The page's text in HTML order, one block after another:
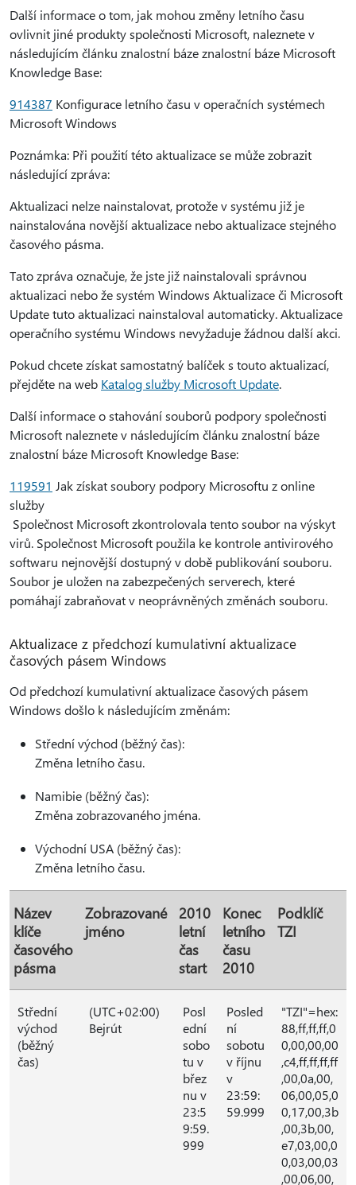
Další informace o tom, jak mohou změny letního času
ovlivnit jiné produkty společnosti Microsoft, naleznete v
následujícím článku znalostní báze znalostní báze Microsoft
Knowledge Base:
914387 Konfigurace letního času v operačních systémech
Microsoft Windows
Poznámka: Při použití této aktualizace se může zobrazit
následující zpráva:
Aktualizaci nelze nainstalovat, protože v systému již je
nainstalována novější aktualizace nebo aktualizace stejného
časového pásma.
Tato zpráva označuje, že jste již nainstalovali správnou
aktualizaci nebo že systém Windows Aktualizace či Microsoft
Update tuto aktualizaci nainstaloval automaticky. Aktualizace
operačního systému Windows nevyžaduje žádnou další akci.
Pokud chcete získat samostatný balíček s touto aktualizací,
přejděte na web Katalog služby Microsoft Update.
Další informace o stahování souborů podpory společnosti
Microsoft naleznete v následujícím článku znalostní báze
znalostní báze Microsoft Knowledge Base:
119591 Jak získat soubory podpory Microsoftu z online
služby
Společnost Microsoft zkontrolovala tento soubor na výskyt
virů. Společnost Microsoft použila ke kontrole antivirového
softwaru nejnovější dostupný v době publikování souboru.
Soubor je uložen na zabezpečených serverech, které
pomáhají zabraňovat v neoprávněných změnách souboru.
Aktualizace z předchozí kumulativní aktualizace
časových pásem Windows
Od předchozí kumulativní aktualizace časových pásem
Windows došlo k následujícím změnám:
Střední východ (běžný čas):
Změna letního času.
Namibie (běžný čas):
Změna zobrazovaného jména.
Východní USA (běžný čas):
Změna letního času.
Název
klíče
časového
pásma
Zobrazované
jméno
2010
letní
čas
start
Konec
letního
času
2010
Podklíč
TZI
Střední
východ
(běžný
čas)
(UTC+02:00)
Bejrút
Posl
ední
sobo
tu v
břez
nu v
23:5
9:59.
999
Posled
ní
sobotu
v říjnu
v
23:59:
59.999
"TZI"=hex:
88,ff,ff,ff,0
0,00,00,00
,c4,ff,ff,ff,ff
,00,0a,00,
06,00,05,0
0,17,00,3b
,00,3b,00,
e7,03,00,0
0,03,00,03
,00,06,00,